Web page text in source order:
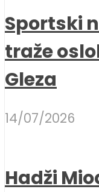
Sportski
traže
Gleza
14/07/2026
Hadži